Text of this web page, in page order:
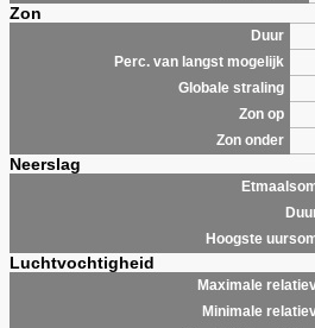
Zon
Duur
Perc. van langst mogelijk
Globale straling
Zon op
Zon onder
Neerslag
Hoogste
Luchtvochtigheid
Maximale
Minimale